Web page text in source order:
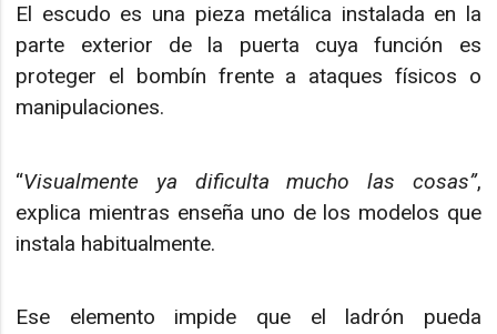
El escudo es una pieza metálica instalada en la
parte exterior de la puerta cuya función es
proteger el bombín frente a ataques físicos o
manipulaciones.
“Visualmente ya dificulta mucho las cosas”,
explica mientras enseña uno de los modelos que
instala habitualmente.
Ese elemento impide que el ladrón pueda